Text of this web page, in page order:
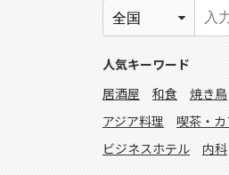
人気キーワード
居酒屋
和食 焼き鳥
アジア料理
喫茶・カ
ビジネスホテル
内科